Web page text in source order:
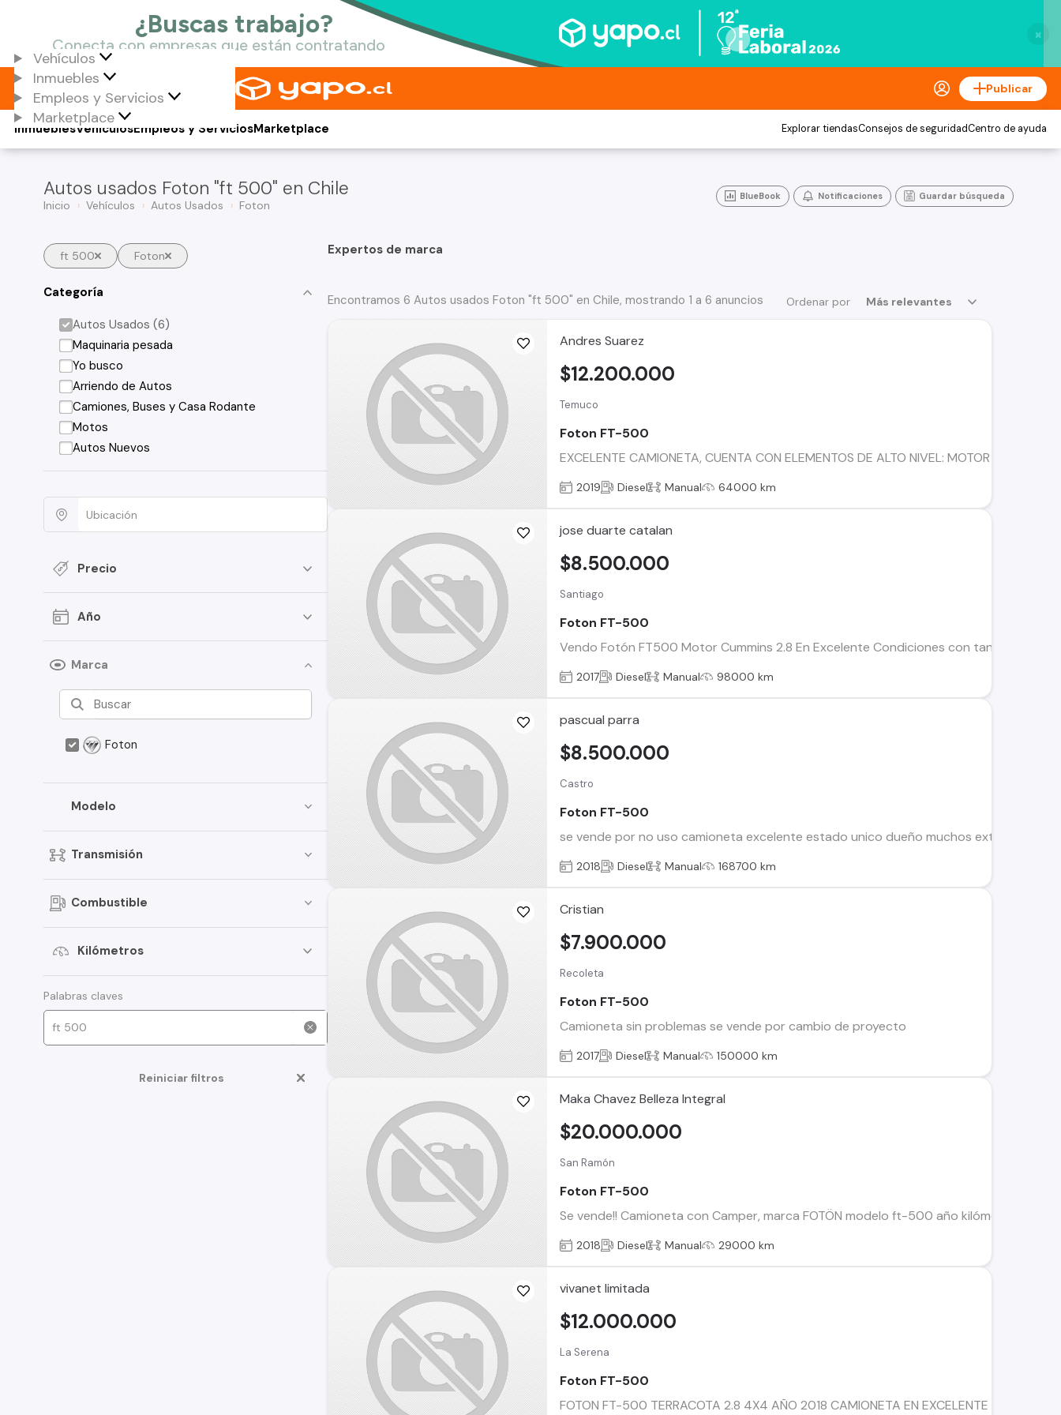
×
Vehículos
Inmuebles
Empleos y Servicios
Marketplace
Publicar
Vehículos
Inmuebles Empleos y ServiciosMarketplace Explorar tiendasConsejos de seguridadCentro de ayuda
Autos usados Foton "ft 500" en Chile
Inicio Vehículos Autos Usados Foton
BlueBook Notificaciones Guardar búsqueda
ft 500 Foton
Categoría
Autos Usados (6)
Maquinaria pesada
Yo busco
Arriendo de Autos
Camiones, Buses y Casa Rodante
Motos
Autos Nuevos
Precio
Año
Marca
Foton
Modelo
Transmisión
Combustible
Kilómetros
Palabras claves
Reiniciar filtros
Expertos de marca
Ordenar por Más relevantes
Encontramos 6 Autos usados Foton "ft 500" en Chile, mostrando 1 a 6 anuncios
Andres Suarez
Temuco
Foton FT-500
EXCELENTE CAMIONETA, CUENTA CON ELEMENTOS DE ALTO NIVEL: MOTOR CUMMINS
$12.200.000
2019 Diesel Manual 64000 km
jose duarte catalan
Santiago
Foton FT-500
Vendo Fotón FT500 Motor Cummins 2.8 En Excelente Condiciones con tan solo
$8.500.000
2017 Diesel Manual 98000 km
pascual parra
Castro
Foton FT-500
se vende por no uso camioneta excelente estado unico dueño muchos extras como
$8.500.000
2018 Diesel Manual 168700 km
Cristian
Recoleta
Foton FT-500
Camioneta sin problemas se vende por cambio de proyecto
$7.900.000
2017 Diesel Manual 150000 km
Maka Chavez Belleza Integral
San Ramón
Foton FT-500
Se vende!! Camioneta con Camper, marca FOTÖN modelo ft-500 año kilómetros,
$20.000.000
2018 Diesel Manual 29000 km
vivanet limitada
La Serena
Foton FT-500
FOTON FT-500 TERRACOTA 2.8 4X4 AÑO 2018 CAMIONETA EN EXCELENTE ESTADO
$12.000.000